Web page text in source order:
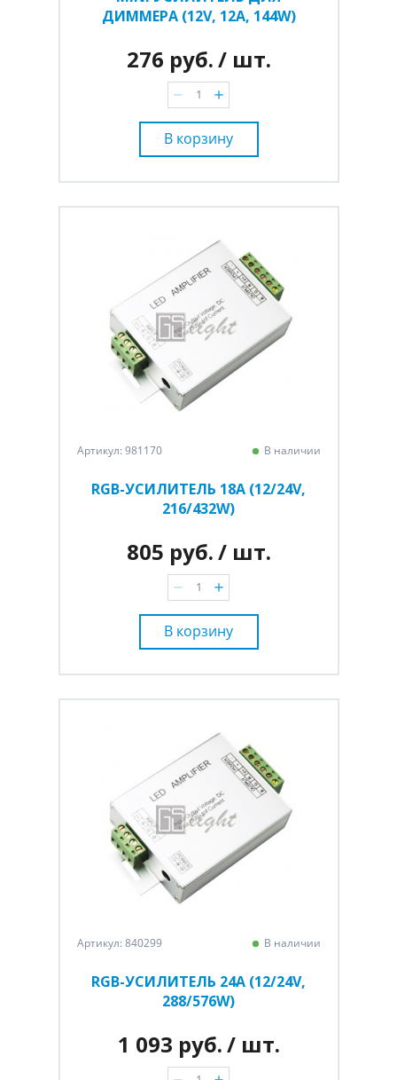
ДИММЕРА (12V, 12A, 144W)
276 руб./ шт.
В корзину
Артикул: 981170 В наличии
RGB-УСИЛИТЕЛЬ 18A (12/24V,
216/432W)
805 руб./ шт.
В корзину
Артикул: 840299 В наличии
RGB-УСИЛИТЕЛЬ 24А (12/24V,
288/576W)
1 093 руб./ шт.